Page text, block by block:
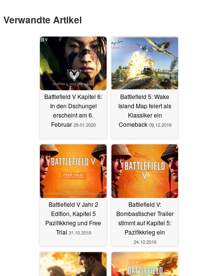
Verwandte Artikel
Battlefield V Kapitel 6:
In den Dschungel
erscheint am 6.
Februar 29.01.2020
Battlefield 5: Wake
Island Map feiert als
Klassiker ein
Comeback 09.12.2019
Battlefield V Jahr 2
Edition, Kapitel 5
Pazifikkrieg und Free
Trial 31.10.2019
Battlefield V:
Bombastischer Trailer
stimmt auf Kapitel 5:
Pazifikkrieg ein
24.10.2019